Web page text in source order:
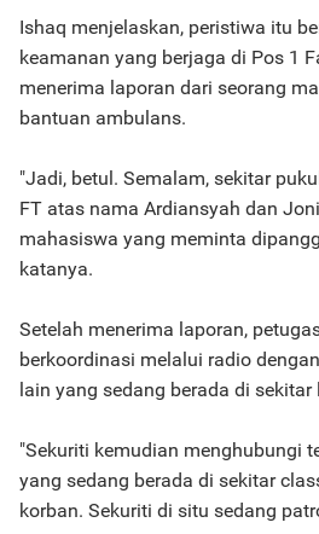
Ishaq menjelaskan, peristiwa itu
keamanan yang berjaga di Pos 1
menerima laporan dari seorang
bantuan ambulans.
"Jadi, betul. Semalam, sekitar
FT atas nama Ardiansyah dan
mahasiswa yang meminta
katanya.
Setelah menerima laporan,
berkoordinasi melalui radio
lain yang sedang berada di sekitar
"Sekuriti kemudian menghubungi
yang sedang berada di sekitar
korban. Sekuriti di situ sedang